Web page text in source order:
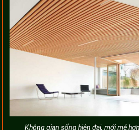
Không gian sống hiện đại, mới mẻ